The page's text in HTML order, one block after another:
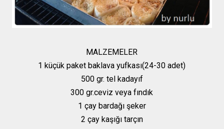
MALZEMELER
1 küçük paket baklava yufkası(24-30 adet)
500 gr. tel kadayıf
300 gr.ceviz veya fındık
1 çay bardağı şeker
2 çay kaşığı tarçın